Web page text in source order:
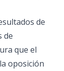
de
de
que el
oposición